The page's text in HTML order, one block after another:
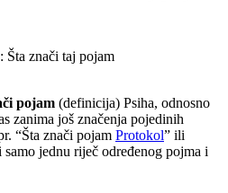
pojam (definicija) Psiha, odnosno
zanima još značenja pojedinih
“Šta znači pojam Protokol” ili
jednu riječ određenog pojma i